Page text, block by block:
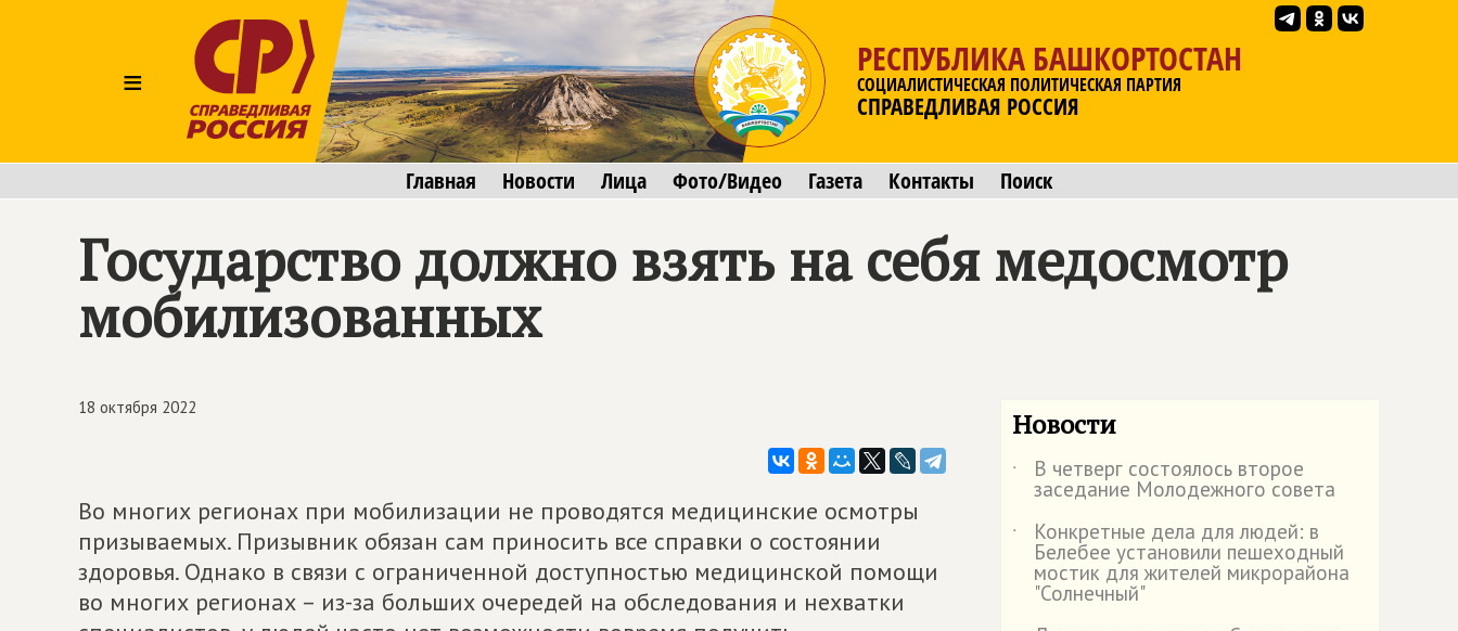
≡
РЕСПУБЛИКА БАШКОРТОСТАН
СОЦИАЛИСТИЧЕСКАЯ ПОЛИТИЧЕСКАЯ ПАРТИЯ
СПРАВЕДЛИВАЯ РОССИЯ
Главная Новости Лица Фото/Видео Газета Контакты Поиск
Государство должно взять на себя медосмотр
мобилизованных
18 октября 2022
Во многих регионах при мобилизации не проводятся медицинские осмотры
призываемых. Призывник обязан сам приносить все справки о состоянии
здоровья. Однако в связи с ограниченной доступностью медицинской помощи
во многих регионах – из-за больших очередей на обследования и нехватки
Новости
˙ В четверг состоялось второе
заседание Молодежного совета
˙
Конкретные дела для людей: в
Белебее установили пешеходный
мостик для жителей микрорайона
"Солнечный"